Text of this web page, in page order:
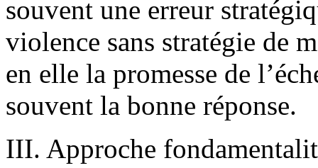
souvent une erreur
violence sans stratégie de
en elle la promesse de
souvent la bonne réponse.
III. Approche